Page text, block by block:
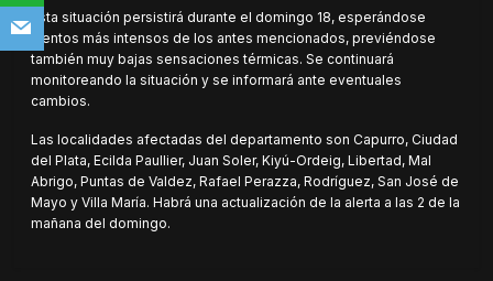
Esta situación persistirá durante el domingo 18, esperándose
vientos más intensos de los antes mencionados, previéndose
también muy bajas sensaciones térmicas. Se continuará
monitoreando la situación y se informará ante eventuales
cambios.
Las localidades afectadas del departamento son Capurro, Ciudad
del Plata, Ecilda Paullier, Juan Soler, Kiyú-Ordeig, Libertad, Mal
Abrigo, Puntas de Valdez, Rafael Perazza, Rodríguez, San José de
Mayo y Villa María. Habrá una actualización de la alerta a las 2 de la
mañana del domingo.